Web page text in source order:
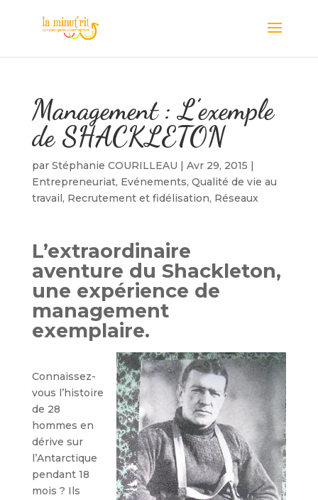
Management : L’exemple
de SHACKLETON
par Stéphanie COURILLEAU | Avr 29, 2015 |
Entrepreneuriat, Evénements, Qualité de vie au
travail, Recrutement et fidélisation, Réseaux
L’extraordinaire
aventure du Shackleton,
une expérience de
management
exemplaire.
Connaissez-
vous l’histoire
de 28
hommes en
dérive sur
l’Antarctique
pendant 18
mois ? Ils